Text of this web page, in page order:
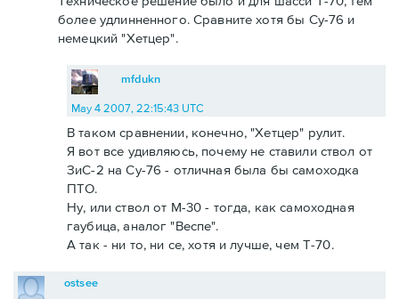
более удлинненного. Сравните хотя бы Су-76 и
немецкий "Хетцер".
mfdukn
May 4 2007, 22:15:43 UTC
В таком сравнении, конечно, "Хетцер" рулит.
Я вот все удивляюсь, почему не ставили ствол от
ЗиС-2 на Су-76 - отличная была бы самоходка
ПТО.
Ну, или ствол от М-30 - тогда, как самоходная
гаубица, аналог "Веспе".
А так - ни то, ни се, хотя и лучше, чем Т-70.
ostsee